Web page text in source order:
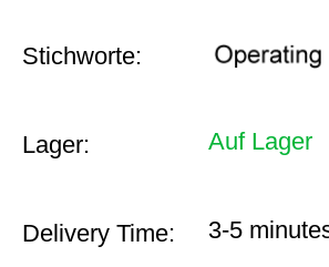
Stichworte:
Lager: Auf Lager
Delivery Time: 3-5